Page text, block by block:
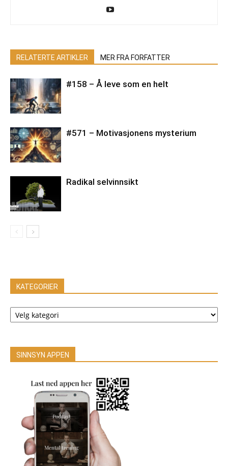
RELATERTE ARTIKLER MER FRA FORFATTER
#158 – Å leve som en helt
#571 – Motivasjonens mysterium
Radikal selvinnsikt
KATEGORIER
KATEGORIER
SINNSYN APPEN